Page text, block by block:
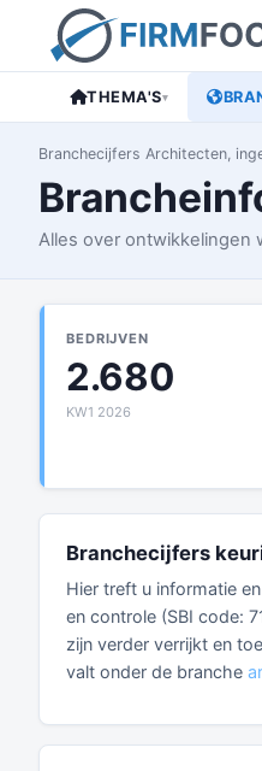
THEMA'S▾
Branchecijfers Architecten,
Alles over ontwikkelingen
BEDRIJVEN
2.680
KW1 2026
Branchecijfers
Hier treft u informatie
en controle (SBI code:
zijn verder verrijkt en
valt onder de branche